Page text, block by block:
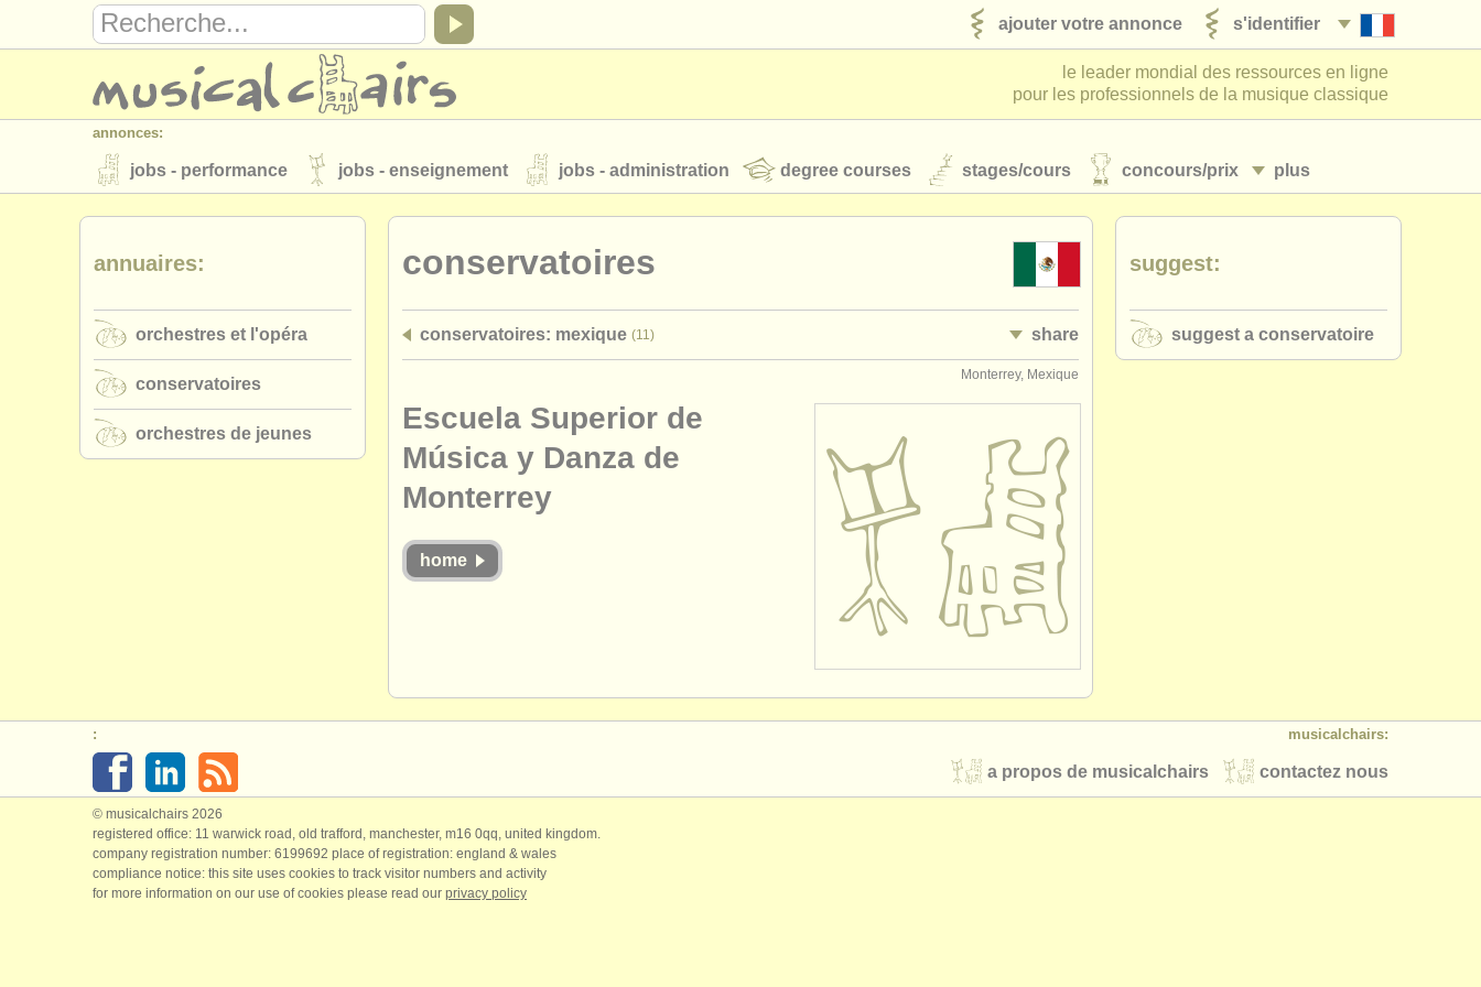
s'identifier
ajouter votre annonce
le leader mondial des ressources en ligne
pour les professionnels de la musique classique
annonces:
plus
jobs - performance jobs - enseignement jobs - administration degree courses stages/cours concours/prix
instruments à vendre instruments volés
annuaires:
musicalchairs:
éditeurs:
ajouter votre annonce find out about our ATS faq
conservatoires
conservatoires: mexique (11) share
Monterrey, Mexique
Escuela Superior de
Música y Danza de
Monterrey
home
annuaires:
orchestres et l'opéra
conservatoires
orchestres de jeunes
suggest:
suggest a conservatoire
musicalchairs:
contactez nous
a propos de musicalchairs
:
© musicalchairs 2026
registered office: 11 warwick road, old trafford, manchester, m16 0qq, united kingdom.
company registration number: ​6199692 place of registration: england & wales
compliance notice: ​this site uses cookies to track visitor numbers and activity
for more information on our use of cookies please read our privacy policy